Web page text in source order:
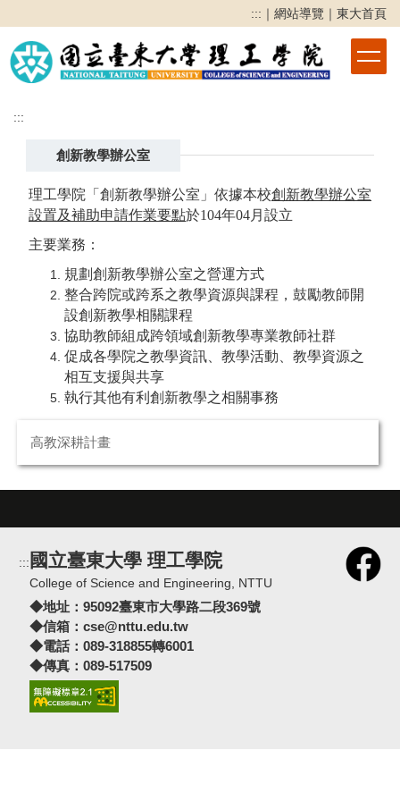
到
主
要
區
::: ｜ 網站導覽 ｜ 東大首頁
:::
創新教學辦公室
理工學院「創新教學辦公室」依據本校創新教學辦公室
設置及補助申請作業要點於104年04月設立
主要業務：
規劃創新教學辦公室之營運方式
整合跨院或跨系之教學資源與課程，鼓勵教師開
設創新教學相關課程
協助教師組成跨領域創新教學專業教師社群
促成各學院之教學資訊、教學活動、教學資源之
相互支援與共享
執行其他有利創新教學之相關事務
高教深耕計畫
::: 國立臺東大學 理工學院
College of Science and Engineering, NTTU
◆地址： 95092臺東市大學路二段369號
◆信箱： cse@nttu.edu.tw
◆電話：089-318855轉6001
◆傳真：089-517509